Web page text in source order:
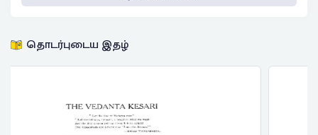
தொடர்புடைய இதழ்